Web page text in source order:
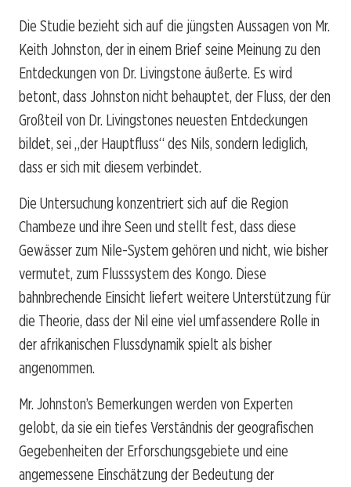
Die Studie bezieht sich auf die jüngsten Aussagen von Mr.
Keith Johnston, der in einem Brief seine Meinung zu den
Entdeckungen von Dr. Livingstone äußerte. Es wird
betont, dass Johnston nicht behauptet, der Fluss, der den
Großteil von Dr. Livingstones neuesten Entdeckungen
bildet, sei „der Hauptfluss“ des Nils, sondern lediglich,
dass er sich mit diesem verbindet.
Die Untersuchung konzentriert sich auf die Region
Chambeze und ihre Seen und stellt fest, dass diese
Gewässer zum Nile-System gehören und nicht, wie bisher
vermutet, zum Flusssystem des Kongo. Diese
bahnbrechende Einsicht liefert weitere Unterstützung für
die Theorie, dass der Nil eine viel umfassendere Rolle in
der afrikanischen Flussdynamik spielt als bisher
angenommen.
Mr. Johnston’s Bemerkungen werden von Experten
gelobt, da sie ein tiefes Verständnis der geografischen
Gegebenheiten der Erforschungsgebiete und eine
angemessene Einschätzung der Bedeutung der